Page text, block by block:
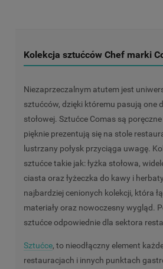
Kolekcja sztućców Chef marki
Niezaprzeczalnym atutem jest
sztućców, dzięki któremu pasują one
stołowej. Sztućce Comas są
pięknie prezentują się na stole
lustrzany połysk przyciąga uwagę.
sztućce takie jak: łyżka stołowa,
ciasta oraz łyżeczka do kawy i
najbardziej cenionych kolekcji, która
materiały oraz nowoczesny wygląd.
sztućce odpowiednie dla sektora
Sztućce, to nieodłączny element
restauracjach i innych punktach